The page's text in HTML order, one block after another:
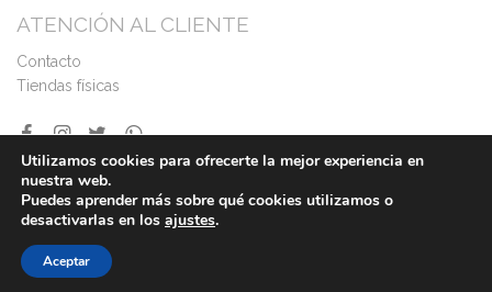
ATENCIÓN AL CLIENTE
Contacto
Tiendas físicas
©2026
Utilizamos cookies para ofrecerte la mejor experiencia en
nuestra web.
Puedes aprender más sobre qué cookies utilizamos o
desactivarlas en los ajustes.
Aceptar